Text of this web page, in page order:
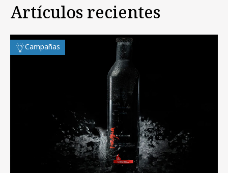
Artículos recientes
Campañas